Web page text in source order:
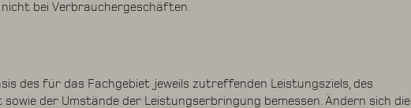
bei Verbrauchergeschäften.
des für das Fachgebiet jeweils zutreffenden Leistungsziels, des
sowie der Umstände der Leistungserbringung bemessen. Ändern sich die